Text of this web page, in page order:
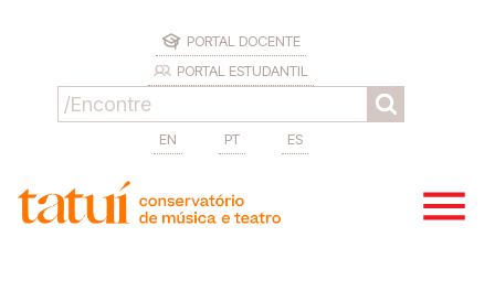
PORTAL DOCENTE
PORTAL ESTUDANTIL
EN PT ES